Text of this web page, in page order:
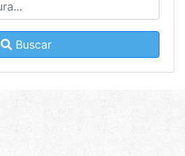
Buscar